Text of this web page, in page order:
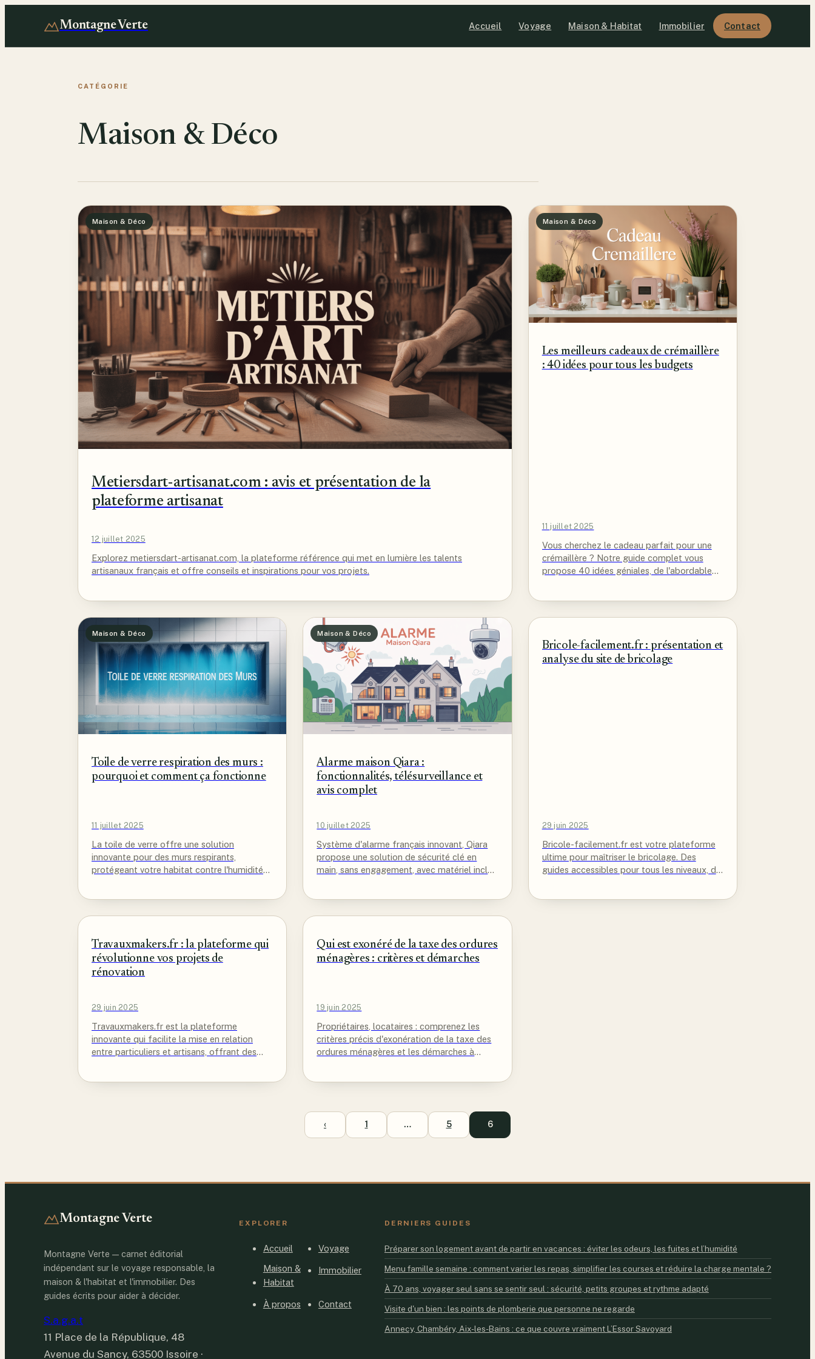
Montagne Verte Accueil Voyage Maison & Habitat Immobilier Contact
CATÉGORIE
Maison & Déco
Maison & Déco
Metiersdart-artisanat.com : avis et présentation de la
plateforme artisanat
12 juillet 2025
Explorez metiersdart-artisanat.com, la plateforme référence qui met en lumière les talents
artisanaux français et offre conseils et inspirations pour vos projets.
Maison & Déco
Les meilleurs cadeaux de crémaillère
: 40 idées pour tous les budgets
11 juillet 2025
Vous cherchez le cadeau parfait pour une
crémaillère ? Notre guide complet vous
propose 40 idées géniales, de l'abordable
Maison & Déco
Toile de verre respiration des murs :
pourquoi et comment ça fonctionne
11 juillet 2025
La toile de verre offre une solution
innovante pour des murs respirants,
protégeant votre habitat contre l'humidité
Maison & Déco
Alarme maison Qiara :
fonctionnalités, télésurveillance et
avis complet
10 juillet 2025
Système d'alarme français innovant, Qiara
propose une solution de sécurité clé en
main, sans engagement, avec matériel inclus
Bricole-facilement.fr : présentation et
analyse du site de bricolage
29 juin 2025
Bricole-facilement.fr est votre plateforme
ultime pour maîtriser le bricolage. Des
guides accessibles pour tous les niveaux, de
Travauxmakers.fr : la plateforme qui
révolutionne vos projets de
rénovation
29 juin 2025
Travauxmakers.fr est la plateforme
innovante qui facilite la mise en relation
entre particuliers et artisans, offrant des
Qui est exonéré de la taxe des ordures
ménagères : critères et démarches
19 juin 2025
Propriétaires, locataires : comprenez les
critères précis d'exonération de la taxe des
ordures ménagères et les démarches à
‹ 1 … 5 6
Montagne Verte
Montagne Verte — carnet éditorial
indépendant sur le voyage responsable, la
maison & l'habitat et l'immobilier. Des
guides écrits pour aider à décider.
S.a.g.a.t
11 Place de la République, 48
Avenue du Sancy, 63500 Issoire ·
EXPLORER
Accueil
Voyage
Maison &
Habitat
Immobilier
À propos Contact
DERNIERS GUIDES
Préparer son logement avant de partir en vacances : éviter les odeurs, les fuites et l’humidité
Menu famille semaine : comment varier les repas, simplifier les courses et réduire la charge mentale ?
À 70 ans, voyager seul sans se sentir seul : sécurité, petits groupes et rythme adapté
Visite d'un bien : les points de plomberie que personne ne regarde
Annecy, Chambéry, Aix-les-Bains : ce que couvre vraiment L’Essor Savoyard